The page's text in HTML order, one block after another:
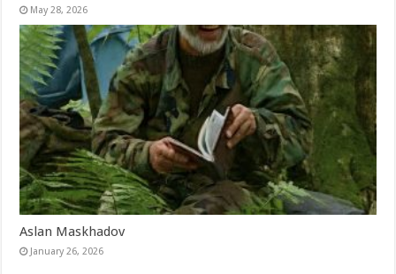
May 28, 2026
Aslan Maskhadov
January 26, 2026